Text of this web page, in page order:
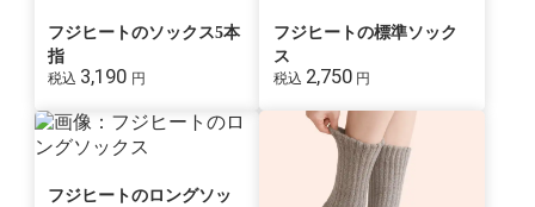
フジヒートのソックス5本
指
税込 3,190 円
フジヒートの標準ソック
ス
税込 2,750 円
フジヒートのロングソッ